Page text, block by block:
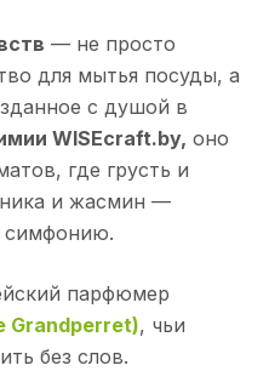
— не просто
для мытья посуды, а
с душой в
WISEcraft.by, оно
где грусть и
и жасмин —
симфонию.
парфюмер
Grandperret), чьи
без слов.